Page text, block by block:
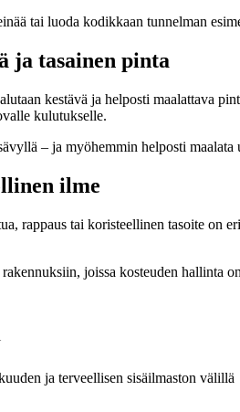
tai luoda kodikkaan tunnelman
ja tasainen pinta
kestävä ja helposti maalattava
kulutukselle.
– ja myöhemmin helposti maalata
ilme
rappaus tai koristeellinen tasoite on
joissa kosteuden hallinta
ja terveellisen sisäilmaston välillä